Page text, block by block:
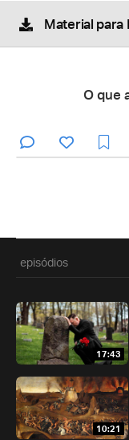
Material para
O que
episódios
17:43
10:21